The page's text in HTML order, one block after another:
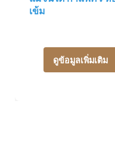
เข้ม
ดูข้อมูลเพิ่มเติม